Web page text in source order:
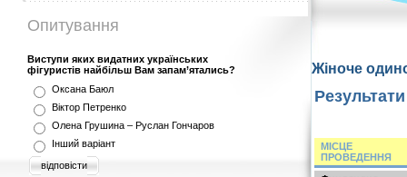
Опитування
Виступи яких видатних українських
фігуристів найбільш Вам запам’ятались?
Оксана Баюл
Віктор Петренко
Олена Грушина – Руслан Гончаров
Інший варіант
відповісти
Жіноче
МІСЦЕ
ПРОВЕДЕННЯ